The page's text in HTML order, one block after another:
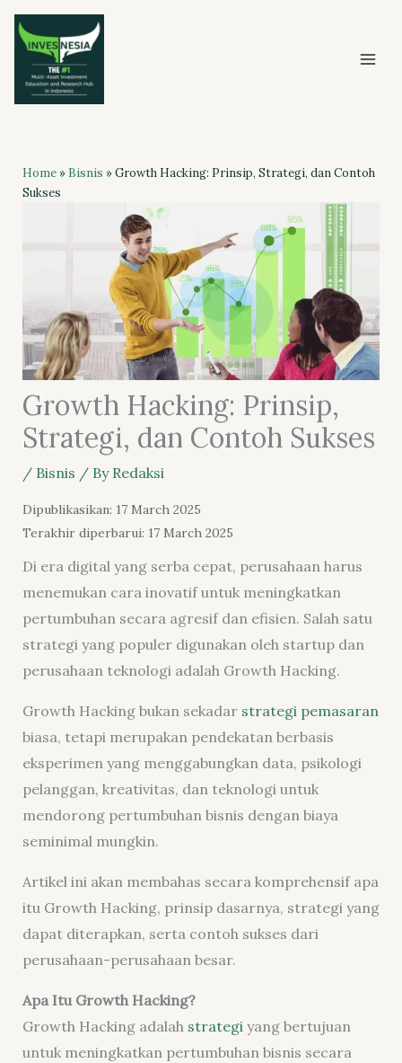
Skip
content
Home» Bisnis »Growth Hacking: Prinsip, Strategi, dan Contoh
Sukses
Growth Hacking: Prinsip,
Strategi, dan Contoh Sukses
/ Bisnis / By Redaksi
Dipublikasikan: 17 March 2025
Terakhir diperbarui: 17 March 2025
Di era digital yang serba cepat, perusahaan harus
menemukan cara inovatif untuk meningkatkan
pertumbuhan secara agresif dan efisien. Salah satu
strategi yang populer digunakan oleh startup dan
perusahaan teknologi adalah Growth Hacking.
Growth Hacking bukan sekadar strategi pemasaran
biasa, tetapi merupakan pendekatan berbasis
eksperimen yang menggabungkan data, psikologi
pelanggan, kreativitas, dan teknologi untuk
mendorong pertumbuhan bisnis dengan biaya
seminimal mungkin.
Artikel ini akan membahas secara komprehensif apa
itu Growth Hacking, prinsip dasarnya, strategi yang
dapat diterapkan, serta contoh sukses dari
perusahaan-perusahaan besar.
Apa Itu Growth Hacking?
Growth Hacking adalah strategiyang bertujuan
untuk meningkatkan pertumbuhan bisnis secara